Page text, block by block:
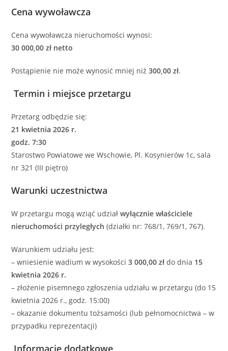
Cena wywoławcza
Cena wywoławcza nieruchomości wynosi:
30 000,00 zł netto
Postąpienie nie może wynosić mniej niż300,00 zł.
Termin i miejsce przetargu
Przetarg odbędzie się:
21 kwietnia 2026 r.
godz. 7:30
Starostwo Powiatowe we Wschowie, Pl. Kosynierów 1c, sala
nr 321 (III piętro)
Warunki uczestnictwa
W przetargu mogą wziąć udziałwyłącznie właściciele
nieruchomości przyległych (działki nr: 768/1, 769/1, 767).
Warunkiem udziału jest:
– wniesienie wadium w wysokości3 000,00 zł do dnia 15
kwietnia 2026 r.
– złożenie pisemnego zgłoszenia udziału w przetargu (do 15
kwietnia 2026 r., godz. 15:00)
– okazanie dokumentu tożsamości (lub pełnomocnictwa – w
przypadku reprezentacji)